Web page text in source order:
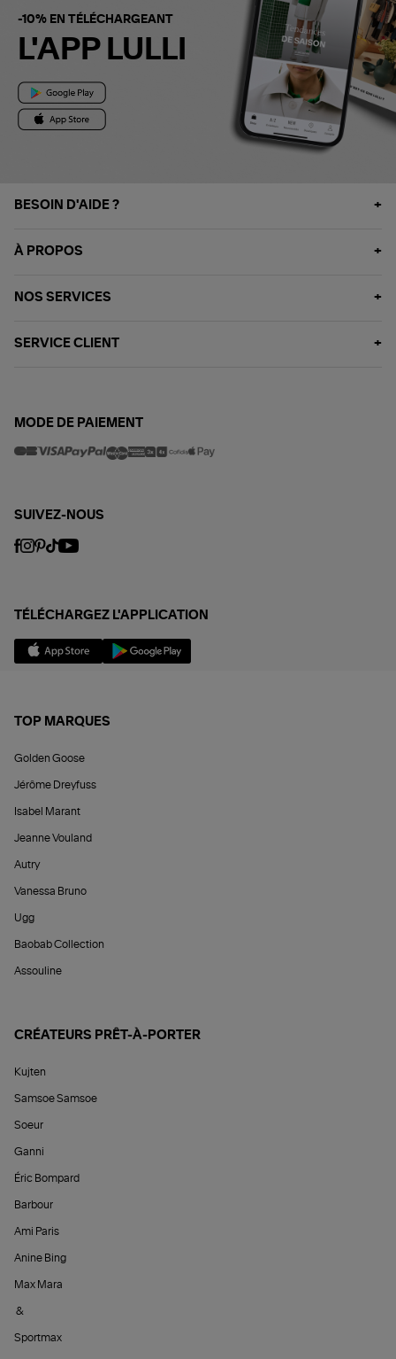
-10% EN TÉLÉCHARGEANT
L'APP LULLI
BESOIN D'AIDE ?
À PROPOS
NOS SERVICES
SERVICE CLIENT
MODE DE PAIEMENT
SUIVEZ-NOUS
TÉLÉCHARGEZ L'APPLICATION
TOP MARQUES
Golden Goose
Jérôme Dreyfuss
Isabel Marant
Jeanne Vouland
Autry
Vanessa Bruno
Ugg
Baobab Collection
Assouline
CRÉATEURS PRÊT-À-PORTER
Kujten
Samsoe Samsoe
Soeur
Ganni
Éric Bompard
Barbour
Ami Paris
Anine Bing
Max Mara
&
Sportmax